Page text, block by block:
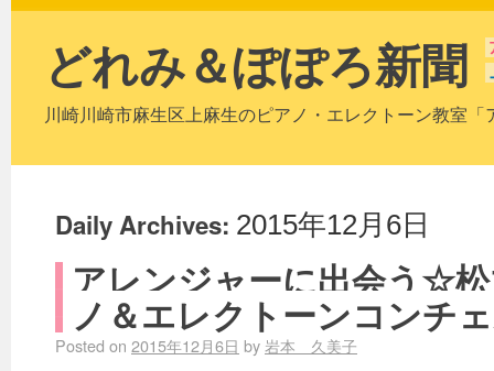
どれみ＆ぽぽろ新聞
川崎川崎市麻生区上麻生のピアノ・エレクトーン教室
Daily Archives: 2015年12月6日
アレンジャーに出会う☆
ノ＆エレクトーンコンチ
Posted on 2015年12月6日 by岩本 久美子